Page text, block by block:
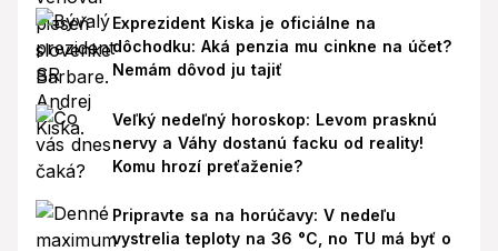
Exprezident Kiska je oficiálne na
dôchodku: Aká penzia mu cinkne na účet?
Nemám dôvod ju tajiť
Veľký nedeľný horoskop: Levom prasknú
nervy a Váhy dostanú facku od reality!
Komu hrozí preťaženie?
Pripravte sa na horúčavy: V nedeľu
vystrelia teploty na 36 °C, no TU má byť o